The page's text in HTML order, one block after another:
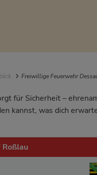
Freiwillige Feuerwehr
für Sicherheit –
kannst, was dich